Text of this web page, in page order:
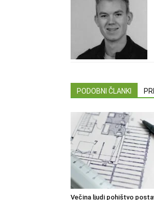
PODOBNI ČLANKI
Večina ljudi pohištvo